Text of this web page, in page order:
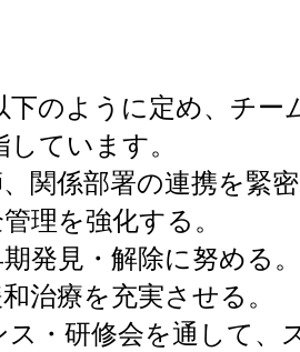
下のように定め、チー
ています。
関係部署の連携を緊
理を強化する。
発見・解除に努める。
治療を充実させる。
・研修会を通して、